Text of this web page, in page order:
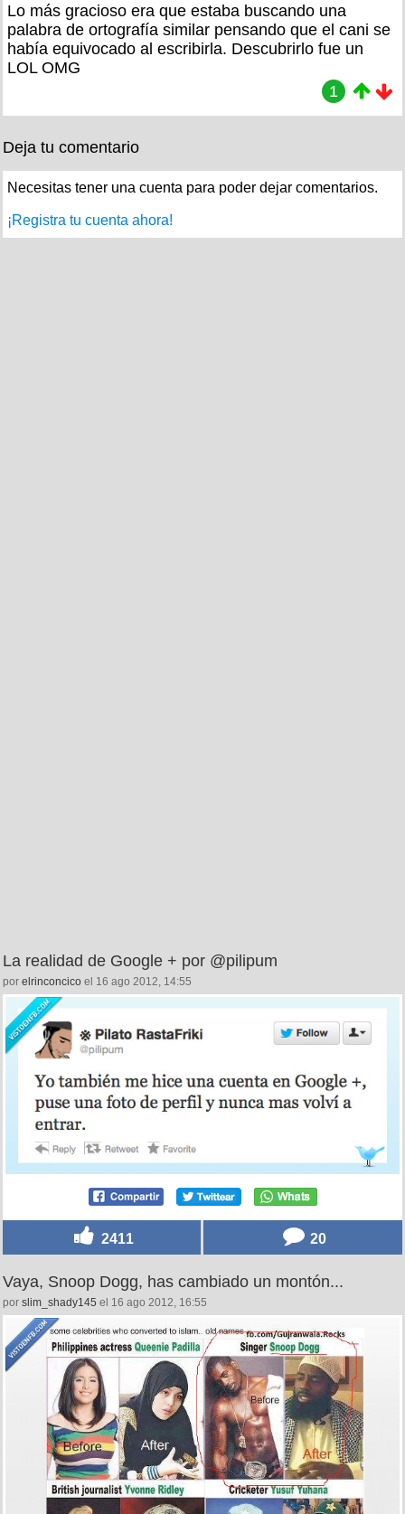
Lo más gracioso era que estaba buscando una
palabra de ortografía similar pensando que el cani se
había equivocado al escribirla. Descubrirlo fue un
LOL OMG
1
Deja tu comentario
Necesitas tener una cuenta para poder dejar comentarios.
¡Registra tu cuenta ahora!
La realidad de Google + por @pilipum
por elrinconcico el 16 ago 2012, 14:55
2411 20
Vaya, Snoop Dogg, has cambiado un montón...
por slim_shady145 el 16 ago 2012, 16:55